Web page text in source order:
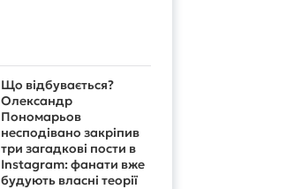
Що відбувається?
Олександр
Пономарьов
несподівано закріпив
три загадкові пости в
Instagram: фанати вже
будують власні теорії